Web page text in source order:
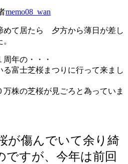
memo08_wan
めて居たら 夕方から薄日が差し
年の・・・
富士芝桜まつりに行って来まし
株の芝桜が見ごろと為っていま
が傷んでいて余り綺
ですが、今年は前回